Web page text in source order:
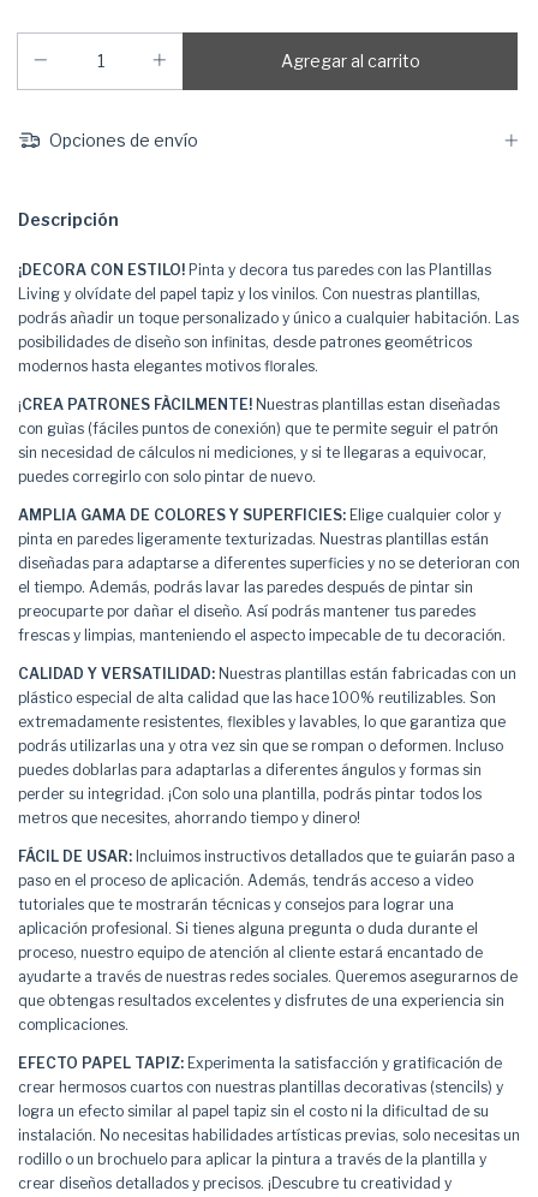
Opciones de envío
Descripción
¡DECORA CON ESTILO! Pinta y decora tus paredes con las Plantillas
Living y olvídate del papel tapiz y los vinilos. Con nuestras plantillas,
podrás añadir un toque personalizado y único a cualquier habitación. Las
posibilidades de diseño son infinitas, desde patrones geométricos
modernos hasta elegantes motivos florales.
¡CREA PATRONES FÀCILMENTE! Nuestras plantillas estan diseñadas
con guìas (fáciles puntos de conexión) que te permite seguir el patrón
sin necesidad de cálculos ni mediciones, y si te llegaras a equivocar,
puedes corregirlo con solo pintar de nuevo.
AMPLIA GAMA DE COLORES Y SUPERFICIES: Elige cualquier color y
pinta en paredes ligeramente texturizadas. Nuestras plantillas están
diseñadas para adaptarse a diferentes superficies y no se deterioran con
el tiempo. Además, podrás lavar las paredes después de pintar sin
preocuparte por dañar el diseño. Así podrás mantener tus paredes
frescas y limpias, manteniendo el aspecto impecable de tu decoración.
CALIDAD Y VERSATILIDAD: Nuestras plantillas están fabricadas con un
plástico especial de alta calidad que las hace 100% reutilizables. Son
extremadamente resistentes, flexibles y lavables, lo que garantiza que
podrás utilizarlas una y otra vez sin que se rompan o deformen. Incluso
puedes doblarlas para adaptarlas a diferentes ángulos y formas sin
perder su integridad. ¡Con solo una plantilla, podrás pintar todos los
metros que necesites, ahorrando tiempo y dinero!
FÁCIL DE USAR: Incluimos instructivos detallados que te guiarán paso a
paso en el proceso de aplicación. Además, tendrás acceso a video
tutoriales que te mostrarán técnicas y consejos para lograr una
aplicación profesional. Si tienes alguna pregunta o duda durante el
proceso, nuestro equipo de atención al cliente estará encantado de
ayudarte a través de nuestras redes sociales. Queremos asegurarnos de
que obtengas resultados excelentes y disfrutes de una experiencia sin
complicaciones.
EFECTO PAPEL TAPIZ: Experimenta la satisfacción y gratificación de
crear hermosos cuartos con nuestras plantillas decorativas (stencils) y
logra un efecto similar al papel tapiz sin el costo ni la dificultad de su
instalación. No necesitas habilidades artísticas previas, solo necesitas un
rodillo o un brochuelo para aplicar la pintura a través de la plantilla y
crear diseños detallados y precisos. ¡Descubre tu creatividad y